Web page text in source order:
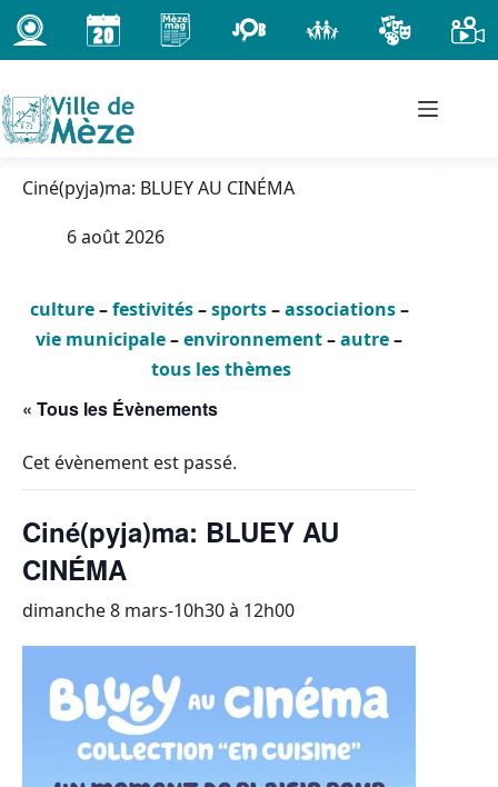
Passer
au
contenu
Ciné(pyja)ma: BLUEY AU CINÉMA
6 août 2026
culture–festivités–sports–associations–
vie municipale–environnement–autre–
tous les thèmes
« Tous les Évènements
Cet évènement est passé.
Ciné(pyja)ma: BLUEY AU
CINÉMA
dimanche 8 mars-10h30à 12h00